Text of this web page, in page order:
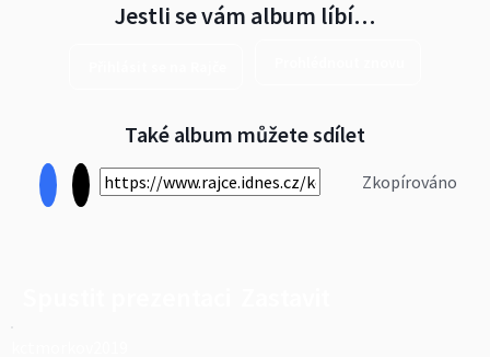
Jestli se vám album líbí…
Také album můžete sdílet
Zkopírováno